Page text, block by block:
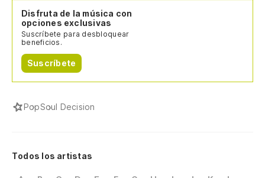
Disfruta de la música con
opciones exclusivas
Suscríbete para desbloquear
beneficios.
Suscríbete
PopSoul Decision
Todos los artistas